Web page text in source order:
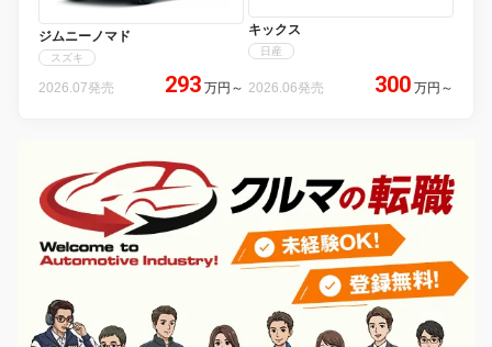
ジムニーノマド
スズキ
2026.07発売 293 万円 ～
キックス
日産
2026.06発売 300 万円 ～